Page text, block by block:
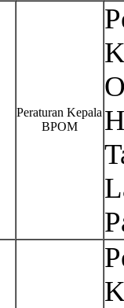
Peraturan Kepala
BPOM